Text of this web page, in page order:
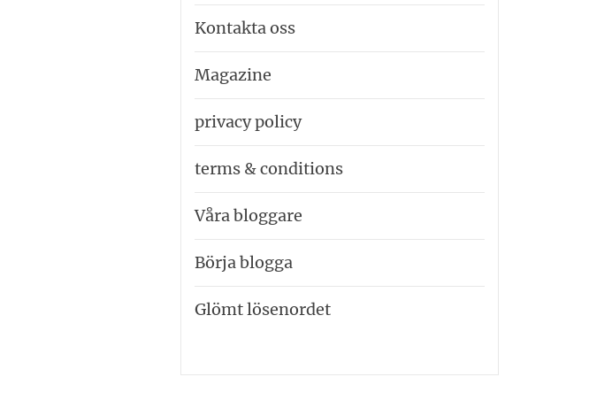
Kontakta oss
Magazine
privacy policy
terms & conditions
Våra bloggare
Börja blogga
Glömt lösenordet